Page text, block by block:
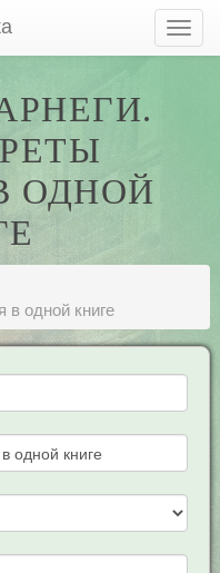
ОДНОЙ
в одной книге